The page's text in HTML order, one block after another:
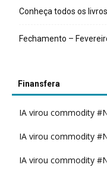
Conheça todos os
Fechamento –
Finansfera
IA virou commodity
IA virou commodity
IA virou commodity